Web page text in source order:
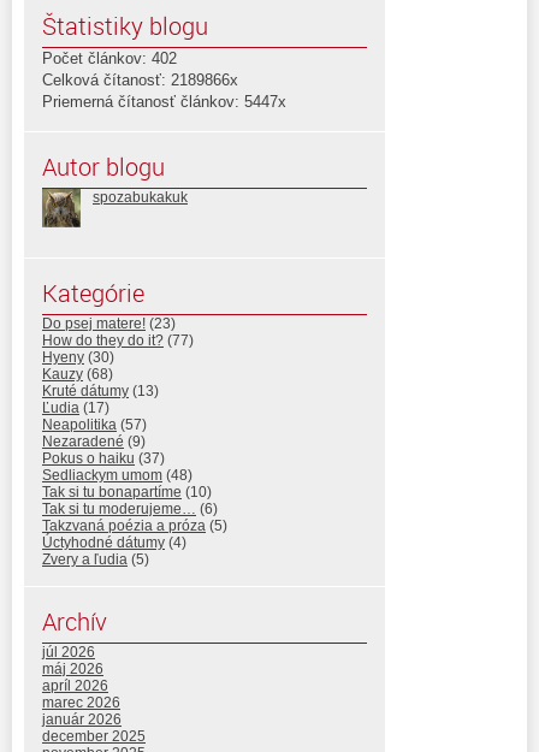
Štatistiky blogu
Počet článkov: 402
Celková čítanosť: 2189866x
Priemerná čítanosť článkov: 5447x
Autor blogu
spozabukakuk
Kategórie
Do psej matere! (23)
How do they do it? (77)
Hyeny (30)
Kauzy (68)
Kruté dátumy (13)
Ľudia (17)
Neapolitika (57)
Nezaradené (9)
Pokus o haiku (37)
Sedliackym umom (48)
Tak si tu bonapartíme (10)
Tak si tu moderujeme… (6)
Takzvaná poézia a próza (5)
Úctyhodné dátumy (4)
Zvery a ľudia (5)
Archív
júl 2026
máj 2026
apríl 2026
marec 2026
január 2026
december 2025